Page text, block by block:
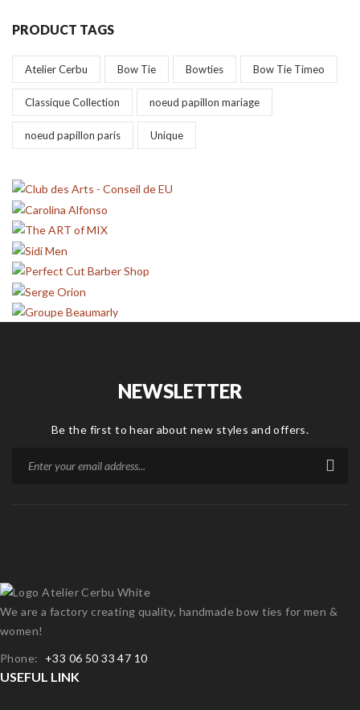
PRODUCT TAGS
Atelier Cerbu Bow Tie Bowties Bow Tie Timeo
Classique Collection noeud papillon mariage
noeud papillon paris Unique
NEWSLETTER
Be the first to hear about new styles and offers.
We are a factory creating quality, handmade bow ties for men &
women!
Phone:
+33 06 50 33 47 10
USEFUL LINK